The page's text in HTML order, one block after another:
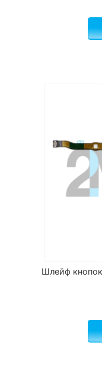
Шлейф